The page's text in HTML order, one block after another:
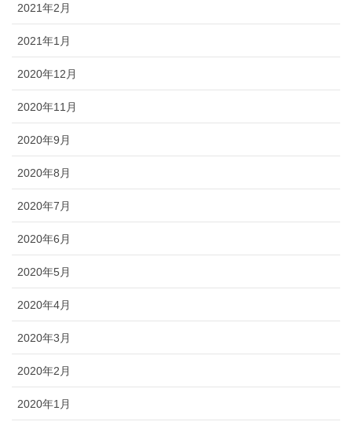
2021年2月
2021年1月
2020年12月
2020年11月
2020年9月
2020年8月
2020年7月
2020年6月
2020年5月
2020年4月
2020年3月
2020年2月
2020年1月